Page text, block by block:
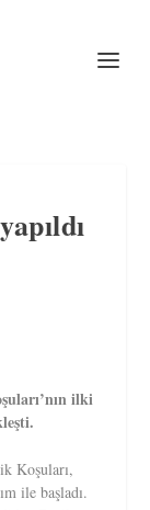
ilki
Koşuları,
ile başladı.